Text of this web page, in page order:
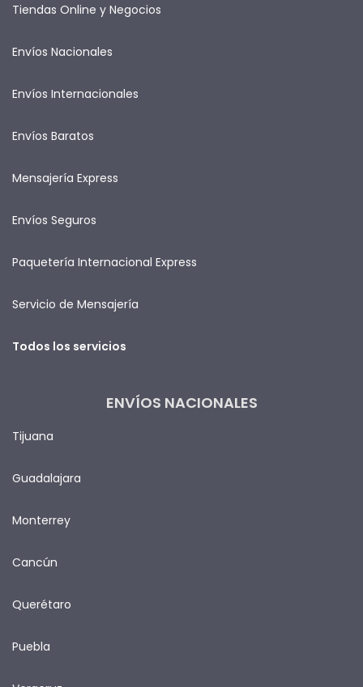
Tiendas Online y Negocios
Envíos Nacionales
Envíos Internacionales
Envíos Baratos
Mensajería Express
Envíos Seguros
Paquetería Internacional Express
Servicio de Mensajería
Todos los servicios
ENVÍOS NACIONALES
Tijuana
Guadalajara
Monterrey
Cancún
Querétaro
Puebla